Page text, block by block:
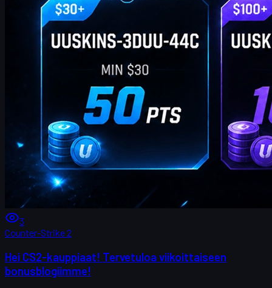
3
Counter-Strike 2
Hei CS2-kauppiaat! Tervetuloa viikoittaiseen
bonusblogiimme!